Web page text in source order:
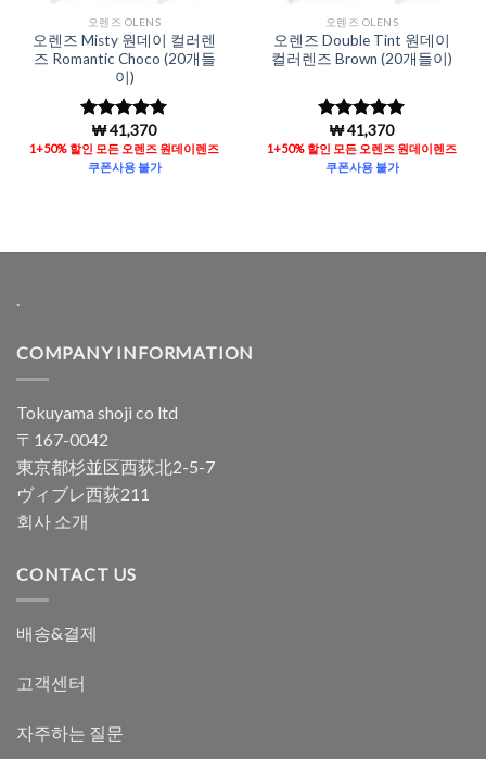
오렌즈 OLENS
오렌즈 Misty 원데이 컬러렌
즈 Romantic Choco (20개들
이)
5 중에서
로 평가됨
₩41,370
1+50% 할인 모든 오렌즈 원데이렌즈
쿠폰사용 불가
오렌즈 OLENS
오렌즈 Double Tint 원데이
컬러렌즈 Brown (20개들이)
5 중에서
로 평가됨
₩41,370
1+50% 할인 모든 오렌즈 원데이렌즈
쿠폰사용 불가
.
COMPANY INFORMATION
Tokuyama shoji co ltd
〒167-0042
東京都杉並区西荻北2-5-7
ヴィブレ西荻211
회사 소개
CONTACT US
배송&결제
고객센터
자주하는 질문